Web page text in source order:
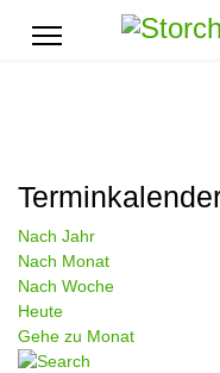
Nach Jahr
Nach Monat
Nach Woche
Heute
Gehe zu Monat